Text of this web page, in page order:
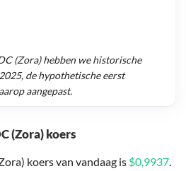
(Zora) koers
koers van vandaag is $0,9937.
(Zora)hebben we historische
, de hypothetische eerst
aangepast.